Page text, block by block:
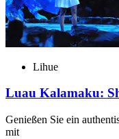
Lihue
Luau Kalamaku:
Genießen Sie ein
mit